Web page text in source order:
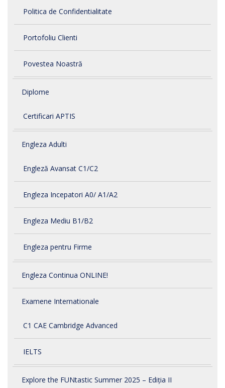
Politica de Confidentialitate
Portofoliu Clienti
Povestea Noastră
Diplome
Certificari APTIS
Engleza Adulti
Engleză Avansat C1/C2
Engleza Incepatori A0/ A1/A2
Engleza Mediu B1/B2
Engleza pentru Firme
Engleza Continua ONLINE!
Examene Internationale
C1 CAE Cambridge Advanced
IELTS
Explore the FUNtastic Summer 2025 – Ediția II